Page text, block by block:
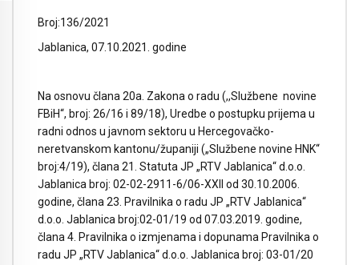
Broj:136/2021
Jablanica, 07.10.2021. godine
Na osnovu člana 20a. Zakona o radu (,,Službene novine
FBiH“, broj: 26/16 i 89/18), Uredbe o postupku prijema u
radni odnos u javnom sektoru u Hercegovačko-
neretvanskom kantonu/županiji („Službene novine HNK“
broj:4/19), člana 21. Statuta JP „RTV Jablanica“ d.o.o.
Jablanica broj: 02-02-2911-6/06-XXII od 30.10.2006.
godine, člana 23. Pravilnika o radu JP „RTV Jablanica“
d.o.o. Jablanica broj:02-01/19 od 07.03.2019. godine,
člana 4. Pravilnika o izmjenama i dopunama Pravilnika o
radu JP „RTV Jablanica“ d.o.o. Jablanica broj: 03-01/20